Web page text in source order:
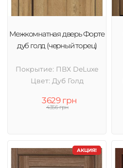
Межкомнатная дверь Форте
дуб голд (черный торец)
Покрытие: ПВХ DeLuxe
Цвет: Дуб Голд
3629 грн
4356 грн
АКЦИЯ!